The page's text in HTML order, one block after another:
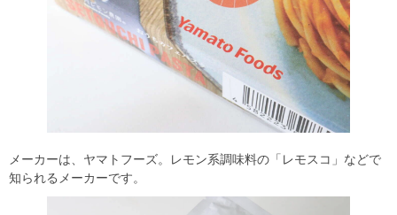
メーカーは、ヤマトフーズ。レモン系調味料の「レモスコ」などで
知られるメーカーです。